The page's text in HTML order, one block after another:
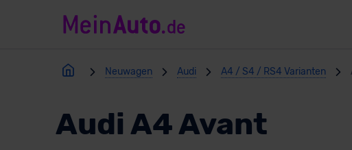
Neuwagen Audi A4 / S4 / RS4 Varianten
Audi A4 Avant